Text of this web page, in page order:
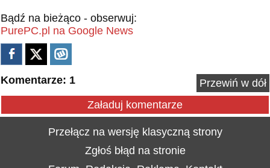
Bądź na bieżąco - obserwuj:
PurePC.pl na Google News
Komentarze: 1
Przewiń w dół
Załaduj komentarze
Przełącz na wersję klasyczną strony
Zgłoś błąd na stronie